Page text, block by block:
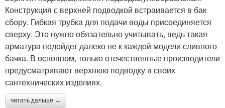
Конструкция с верхней подводкой встраивается в бак
сбору. Гибкая трубка для подачи воды присоединяется
сверху. Это нужно обязательно учитывать, ведь такая
арматура подойдет далеко не к каждой модели сливного
бачка. В основном, только отечественные производители
предусматривают верхнюю подводку в своих
сантехнических изделиях.
читать дальше →